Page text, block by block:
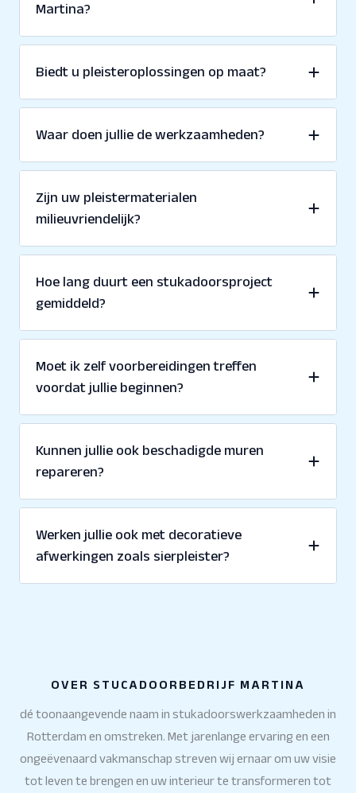
Martina?
Biedt u pleisteroplossingen op maat?
Waar doen jullie de werkzaamheden?
Zijn uw pleistermaterialen
milieuvriendelijk?
Hoe lang duurt een stukadoorsproject
gemiddeld?
Moet ik zelf voorbereidingen treffen
voordat jullie beginnen?
Kunnen jullie ook beschadigde muren
repareren?
Werken jullie ook met decoratieve
afwerkingen zoals sierpleister?
OVER STUCADOORBEDRIJF MARTINA
dé toonaangevende naam in stukadoorswerkzaamheden in
Rotterdam en omstreken. Met jarenlange ervaring en een
ongeëvenaard vakmanschap streven wij ernaar om uw visie
tot leven te brengen en uw interieur te transformeren tot